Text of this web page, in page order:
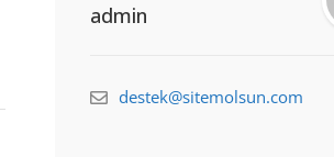
admin
destek@sitemolsun.com